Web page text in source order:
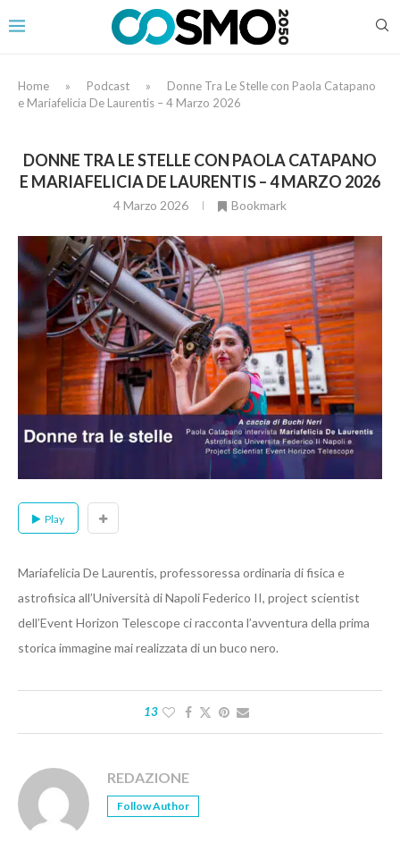
Home » Podcast »
Donne Tra Le Stelle con Paola Catapano
e Mariafelicia De Laurentis – 4 Marzo 2026
DONNE TRA LE STELLE CON PAOLA CATAPANO
E MARIAFELICIA DE LAURENTIS – 4 MARZO 2026
4 Marzo 2026 Bookmark
Play
Mariafelicia De Laurentis, professoressa ordinaria di fisica e
astrofisica all’Università di Napoli Federico II, project scientist
dell’Event Horizon Telescope ci racconta l’avventura della prima
storica immagine mai realizzata di un buco nero.
13
REDAZIONE
Follow Author